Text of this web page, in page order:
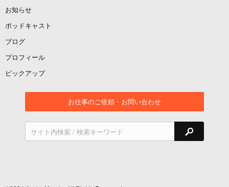
お知らせ
ポッドキャスト
ブログ
プロフィール
ピックアップ
お仕事のご依頼・お問い合わせ
検索